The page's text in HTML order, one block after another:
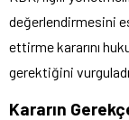
değerlendirmesini
ettirme kararını
gerektiğini vurguladı.
Kararın